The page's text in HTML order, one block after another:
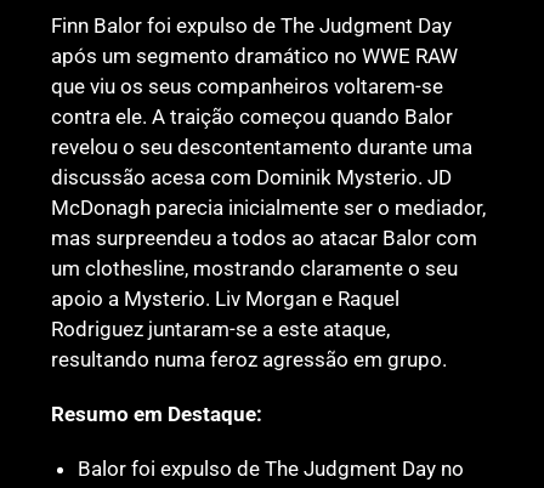
Finn Balor foi expulso de The Judgment Day
após um segmento dramático no WWE RAW
que viu os seus companheiros voltarem-se
contra ele. A traição começou quando Balor
revelou o seu descontentamento durante uma
discussão acesa com Dominik Mysterio. JD
McDonagh parecia inicialmente ser o mediador,
mas surpreendeu a todos ao atacar Balor com
um clothesline, mostrando claramente o seu
apoio a Mysterio. Liv Morgan e Raquel
Rodriguez juntaram-se a este ataque,
resultando numa feroz agressão em grupo.
Resumo em Destaque:
Balor foi expulso de The Judgment Day no